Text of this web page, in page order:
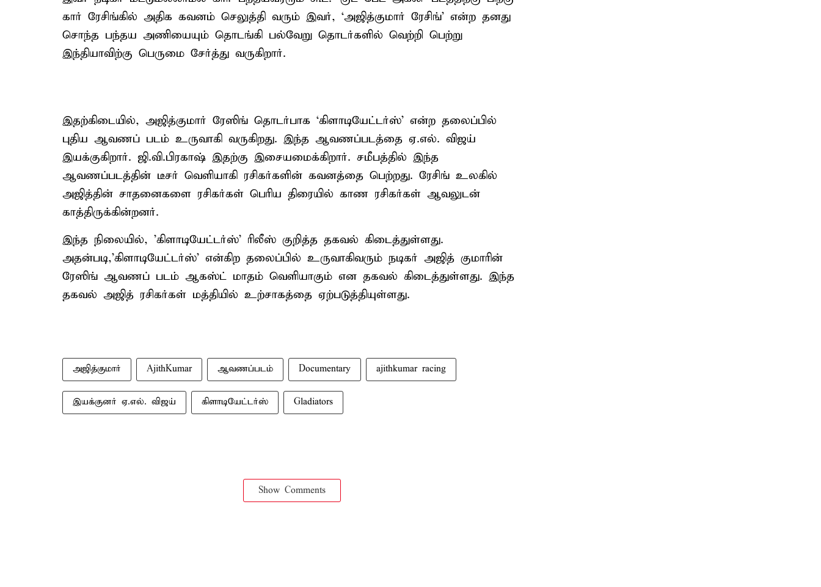
கார் ரேசிங்கில் அதிக கவனம் செலுத்தி வரும் இவர், ‘அஜித்குமார் ரேசிங்’ என்ற தனது
சொந்த பந்தய அணியையும் தொடங்கி பல்வேறு தொடர்களில் வெற்றி பெற்று
இந்தியாவிற்கு பெருமை சேர்த்து வருகிறார்.
இதற்கிடையில், அஜித்குமார் ரேஸிங் தொடர்பாக ‘கிளாடியேட்டர்ஸ்’ என்ற தலைப்பில்
புதிய ஆவணப் படம் உருவாகி வருகிறது. இந்த ஆவணப்படத்தை ஏ.எல். விஜய்
இயக்குகிறார். ஜி.வி.பிரகாஷ் இதற்கு இசையமைக்கிறார். சமீபத்தில் இந்த
ஆவணப்படத்தின் டீசர் வெளியாகி ரசிகர்களின் கவனத்தை பெற்றது. ரேசிங் உலகில்
அஜித்தின் சாதனைகளை ரசிகர்கள் பெரிய திரையில் காண ரசிகர்கள் ஆவலுடன்
காத்திருக்கின்றனர்.
இந்த நிலையில், 'கிளாடியேட்டர்ஸ்' ரிலீஸ் குறித்த தகவல் கிடைத்துள்ளது.
அதன்படி,'கிளாடியேட்டர்ஸ்' என்கிற தலைப்பில் உருவாகிவரும் நடிகர் அஜித் குமாரின்
ரேஸிங் ஆவணப் படம் ஆகஸ்ட் மாதம் வெளியாகும் என தகவல் கிடைத்துள்ளது. இந்த
தகவல் அஜித் ரசிகர்கள் மத்தியில் உற்சாகத்தை ஏற்படுத்தியுள்ளது.
அஜித்குமார் AjithKumar ஆவணப்படம் Documentary ajithkumar racing
இயக்குனர் ஏ.எல். விஜய் கிளாடியேட்டர்ஸ் Gladiators
Show Comments